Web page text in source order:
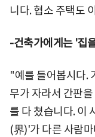
니다. 협소 주택도
-건축가에게는 '집
"예를 들어봅시다.
무가 자라서 간판
를 다 쳤습니다. 이
(界)'가 다른 사람